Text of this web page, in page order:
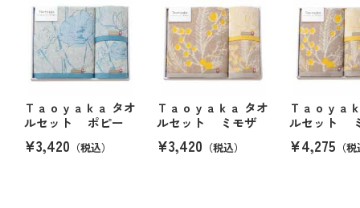
Ｔａｏｙａｋａ タオ
ルセット ポピー
¥3,420 （税込）
Ｔａｏｙａｋａ タオ
ルセット ミモザ
¥3,420 （税込）
Ｔａｏｙａ
ルセット
¥4,275 （